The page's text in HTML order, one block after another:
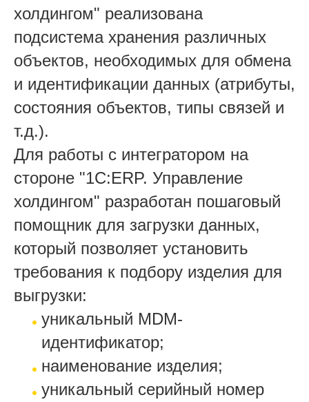
холдингом" реализована
подсистема хранения различных
объектов, необходимых для обмена
и идентификации данных (атрибуты,
состояния объектов, типы связей и
т.д.).
Для работы с интегратором на
стороне "1С:ERP. Управление
холдингом" разработан пошаговый
помощник для загрузки данных,
который позволяет установить
требования к подбору изделия для
выгрузки:
уникальный MDM-
идентификатор;
наименование изделия;
уникальный серийный номер